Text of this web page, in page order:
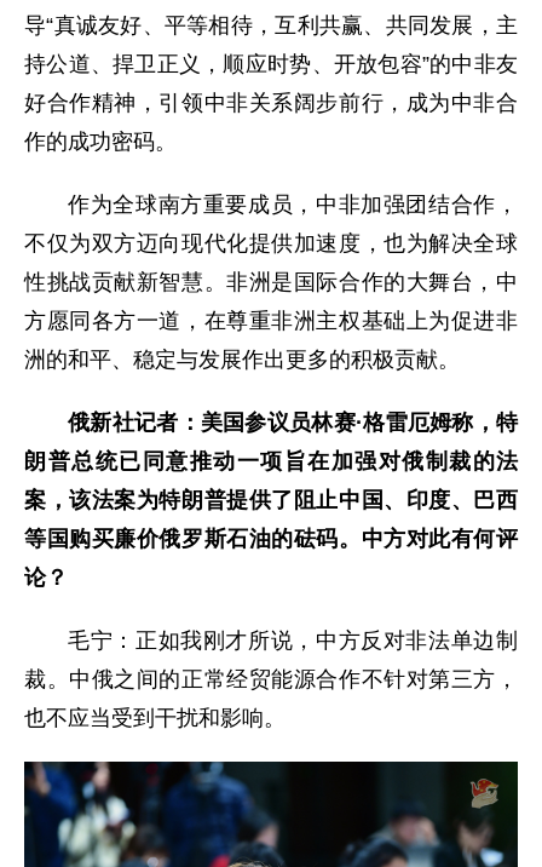
导“真诚友好、平等相待，互利共赢、共同发展，主
持公道、捍卫正义，顺应时势、开放包容”的中非友
好合作精神，引领中非关系阔步前行，成为中非合
作的成功密码。
作为全球南方重要成员，中非加强团结合作，
不仅为双方迈向现代化提供加速度，也为解决全球
性挑战贡献新智慧。非洲是国际合作的大舞台，中
方愿同各方一道，在尊重非洲主权基础上为促进非
洲的和平、稳定与发展作出更多的积极贡献。
俄新社记者：美国参议员林赛·格雷厄姆称，特
朗普总统已同意推动一项旨在加强对俄制裁的法
案，该法案为特朗普提供了阻止中国、印度、巴西
等国购买廉价俄罗斯石油的砝码。中方对此有何评
论？
毛宁：正如我刚才所说，中方反对非法单边制
裁。中俄之间的正常经贸能源合作不针对第三方，
也不应当受到干扰和影响。